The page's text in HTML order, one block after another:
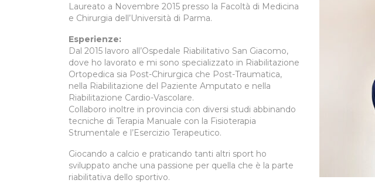
Laureato a Novembre 2015 presso la Facoltà di Medicina
e Chirurgia dell’Università di Parma.
Esperienze:
Dal 2015 lavoro all’Ospedale Riabilitativo San Giacomo,
dove ho lavorato e mi sono specializzato in Riabilitazione
Ortopedica sia Post-Chirurgica che Post-Traumatica,
nella Riabilitazione del Paziente Amputato e nella
Riabilitazione Cardio-Vascolare.
Collaboro inoltre in provincia con diversi studi abbinando
tecniche di Terapia Manuale con la Fisioterapia
Strumentale e l’Esercizio Terapeutico.
Giocando a calcio e praticando tanti altri sport ho
sviluppato anche una passione per quella che è la parte
riabilitativa dello sportivo.